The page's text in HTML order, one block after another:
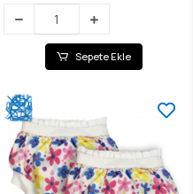
Sepete Ekle